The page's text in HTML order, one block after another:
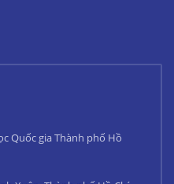
Quốc gia Thành phố Hồ